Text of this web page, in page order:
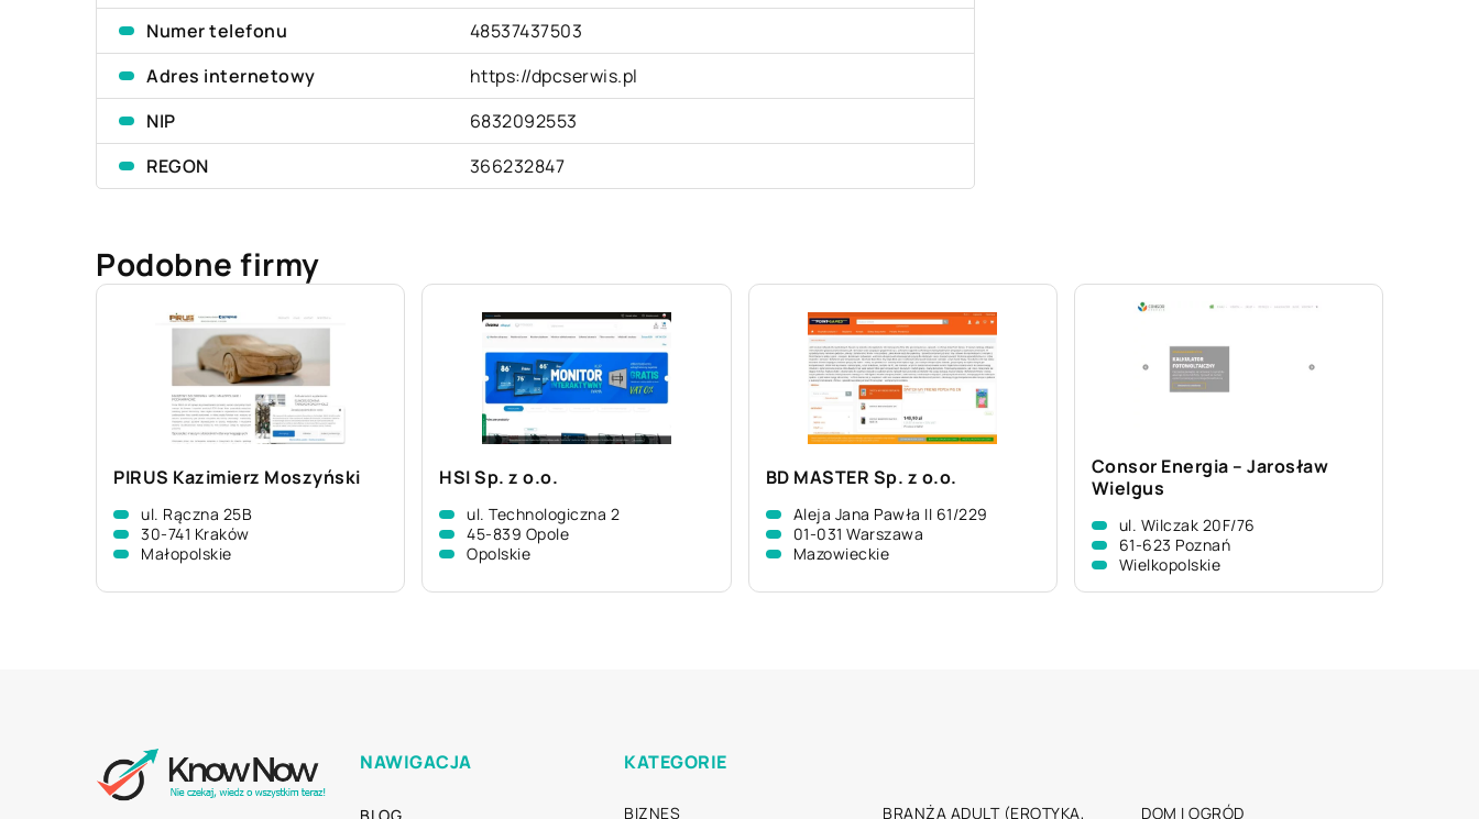
Numer telefonu
48537437503
Adres internetowy
https://dpcserwis.pl
NIP
6832092553
REGON
366232847
Podobne firmy
PIRUS Kazimierz Moszyński
ul. Rączna 25B
30-741 Kraków
Małopolskie
HSI Sp. z o.o.
ul. Technologiczna 2
45-839 Opole
Opolskie
BD MASTER Sp. z o.o.
Aleja Jana Pawła II 61/229
01-031 Warszawa
Mazowieckie
Consor Energia – Jarosław
Wielgus
ul. Wilczak 20F/76
61-623 Poznań
Wielkopolskie
NAWIGACJA KATEGORIE
BIZNES
BRANŻA ADULT (EROTYKA,
DOM I OGRÓD